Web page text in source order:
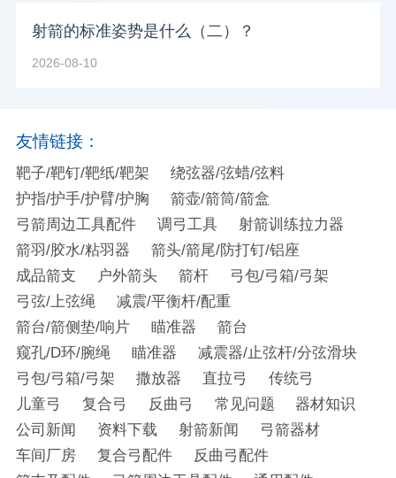
射箭的标准姿势是什么（二）？
2026-08-10
友情链接：
靶子/靶钉/靶纸/靶架
绕弦器/弦蜡/弦料
护指/护手/护臂/护胸
箭壶/箭筒/箭盒
弓箭周边工具配件
调弓工具
射箭训练拉力器
箭羽/胶水/粘羽器
箭头/箭尾/防打钉/铝座
成品箭支
户外箭头 箭杆
弓包/弓箱/弓架
弓弦/上弦绳
减震/平衡杆/配重
箭台/箭侧垫/响片
瞄准器
箭台
窥孔/D环/腕绳
瞄准器
减震器/止弦杆/分弦滑块
弓包/弓箱/弓架
撒放器 直拉弓
传统弓
儿童弓
复合弓 反曲弓 常见问题
器材知识
公司新闻
资料下载 射箭新闻
弓箭器材
车间厂房
复合弓配件
反曲弓配件